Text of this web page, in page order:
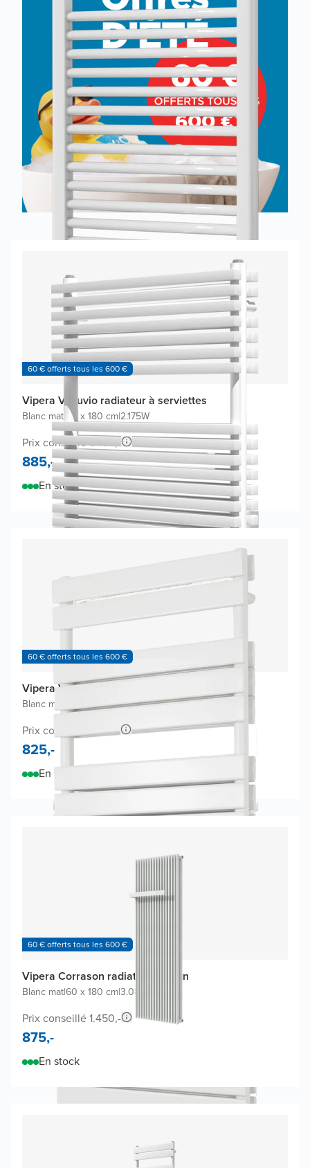
60 € offerts tous les 600 €
Vipera Vesuvio radiateur à serviettes
Blanc mat 60 x 180 cm|2.175W
Prix conseillé 1.460,-
885,-
En stock
60 € offerts tous les 600 €
Vipera Vulcan radiateur à serviettes
Blanc mat 60 x 183,5 cm|1.866W
Prix conseillé 1.335,-
825,-
En stock
60 € offerts tous les 600 €
Vipera Corrason radiateur design
Blanc mat|60 x 180 cm|3.081W
Prix conseillé 1.450,-
875,-
En stock